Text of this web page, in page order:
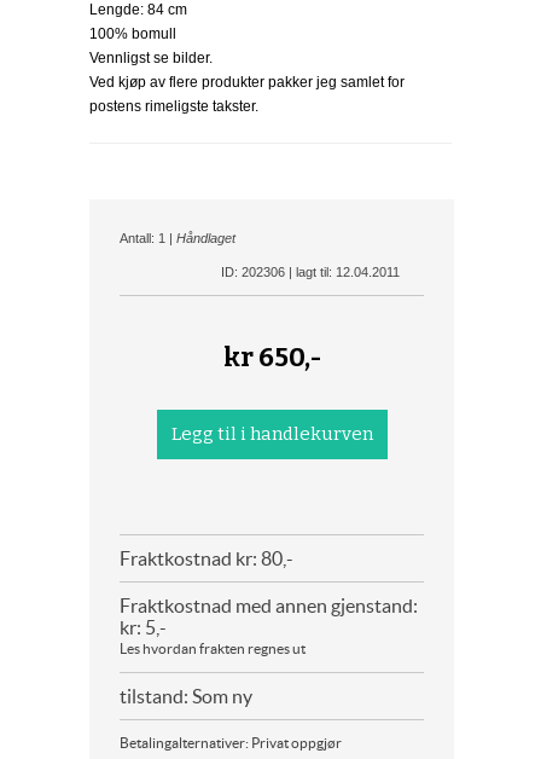
Lengde: 84 cm
100% bomull
Vennligst se bilder.
Ved kjøp av flere produkter pakker jeg samlet for
postens rimeligste takster.
Antall: 1 | Håndlaget
ID: 202306 | lagt til: 12.04.2011
kr650,-
Fraktkostnad kr: 80,-
Fraktkostnad med annen gjenstand:
kr: 5,-
Les hvordan frakten regnes ut
tilstand: Som ny
Betalingalternativer: Privat oppgjør